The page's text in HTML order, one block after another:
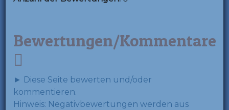
Bewertungen/Kommentare
► Diese Seite bewerten und/oder
kommentieren.
Hinweis: Negativbewertungen werden aus